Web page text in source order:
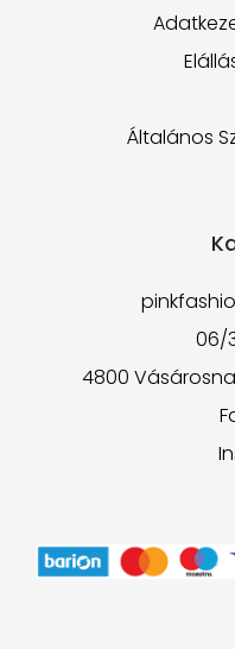
Általános
06/
4800